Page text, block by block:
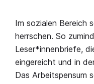
Im sozialen Bereich
herrschen. So
Leser*innenbriefe,
eingereicht und in
Das Arbeitspensum